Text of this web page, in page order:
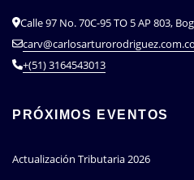
Calle 97 No. 70C-95 TO 5 AP 803,
carv@carlosarturorodriguez.com.co
+(51) 3164543013
PRÓXIMOS EVENTOS
Actualización Tributaria 2026